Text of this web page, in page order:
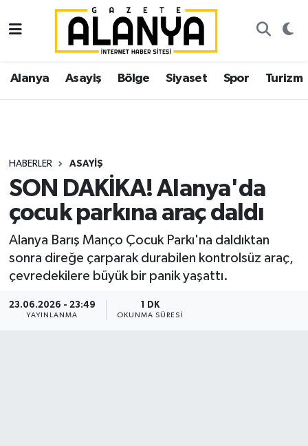
Alanya Asayiş Bölge Siyaset Spor Turizm
HABERLER ASAYIŞ
SON DAKİKA! Alanya'da
çocuk parkına araç daldı
Alanya Barış Manço Çocuk Parkı'na daldıktan
sonra direğe çarparak durabilen kontrolsüz araç,
çevredekilere büyük bir panik yaşattı.
23.06.2026 - 23:49
YAYINLANMA
1 DK
OKUNMA SÜRESI
Alanya
Asayiş
Siyaset
Spor
Ekonomi
İstanbul Nöbetçi Eczaneler
İstanbul Hava Durumu
Süper Lig Puan Durumu ve Fikstür
Tüm Manşetler
Son Dakika Haberleri
Haber Arşivi